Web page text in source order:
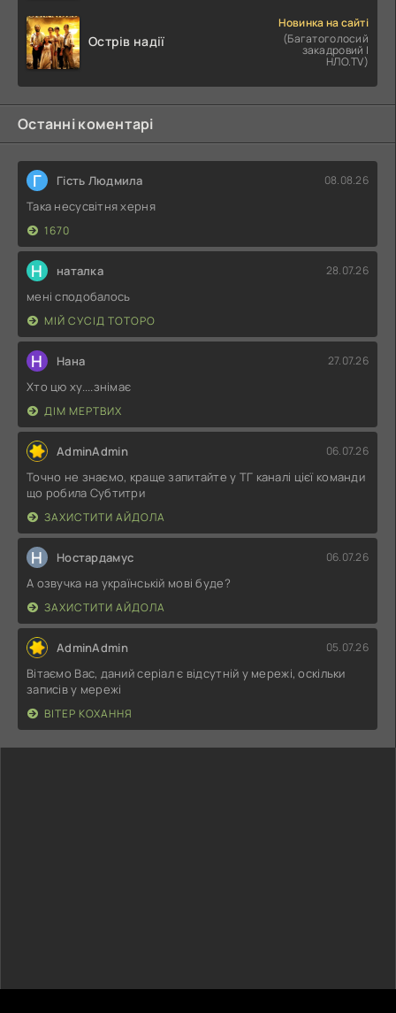
Острів надії
Новинка на сайті
(Багатоголосий
закадровий |
НЛО.TV)
Останні коментарі
Г Гість Людмила 08.08.26
Така несусвітня херня
1670
Н наталка 28.07.26
мені сподобалось
МІЙ СУСІД ТОТОРО
Н Нана 27.07.26
Хто цю ху....знімає
ДІМ МЕРТВИХ
AdminAdmin 06.07.26
Точно не знаємо, краще запитайте у ТГ каналі цієї команди
що робила Субтитри
ЗАХИСТИТИ АЙДОЛА
Н Ностардамус 06.07.26
А озвучка на українській мові буде?
ЗАХИСТИТИ АЙДОЛА
AdminAdmin 05.07.26
Вітаємо Вас, даний серіал є відсутній у мережі, оскільки
записів у мережі
ВІТЕР КОХАННЯ